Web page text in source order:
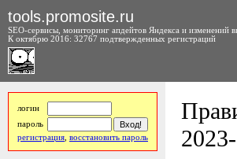
tools.promosite.ru
SEO-сервисы, мониторинг апдейтов Яндекса и изменений
К октябрю 2016: 32767 подтвержденных регистраций
логин
пароль
регистрация восстановить пароль